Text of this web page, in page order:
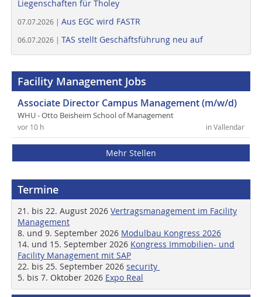
Liegenschaften für Tholey
07.07.2026 | Aus EGC wird FASTR
06.07.2026 | TAS stellt Geschäftsführung neu auf
Facility Management Jobs
Associate Director Campus Management (m/w/d)
WHU - Otto Beisheim School of Management
in Vallendar
vor 10 h
Mehr Stellen
Termine
21. bis 22. August 2026 Vertragsmanagement im Facility
Management
8. und 9. September 2026 Modulbau Kongress 2026
14. und 15. September 2026 Kongress Immobilien- und
Facility Management mit SAP
22. bis 25. September 2026 security
5. bis 7. Oktober 2026 Expo Real